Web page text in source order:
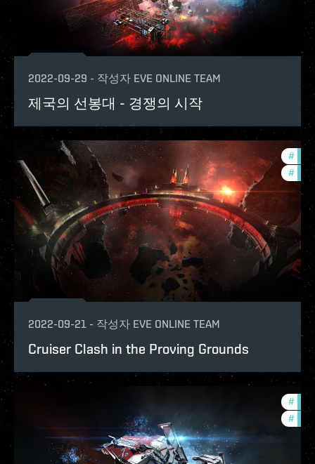
2022-09-29 - 작성자 EVE ONLINE TEAM
제국의 선봉대 - 경쟁의 시작
# in-
# pvp
2022-09-21 - 작성자 EVE ONLINE TEAM
Cruiser Clash in the Proving Grounds
#
#